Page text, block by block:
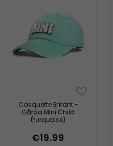
Casquette Enfant -
Gårda Mini Child
(turquoise)
€19.99